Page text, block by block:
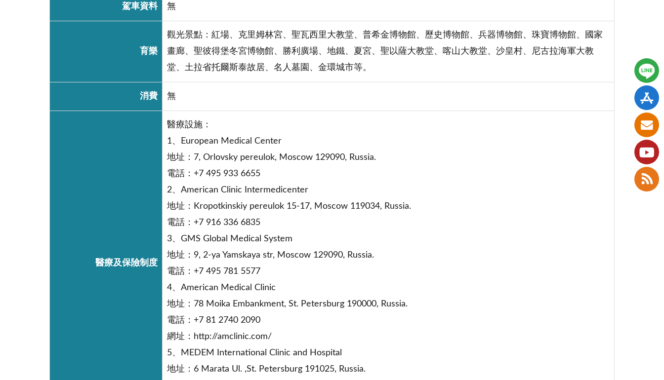
駕車資料 無
育樂
觀光景點：紅場、克里姆林宮、聖瓦西里大教堂、普希金博物館、歷史博物館、兵器博物館、珠寶博物館、國家
畫廊、聖彼得堡冬宮博物館、勝利廣場、地鐵、夏宮、聖以薩大教堂、喀山大教堂、沙皇村、尼古拉海軍大教
堂、土拉省托爾斯泰故居、名人墓園、金環城市等。
消費 無
醫療及保險制度
醫療設施：
1、European Medical Center
地址：7, Orlovsky pereulok, Moscow 129090, Russia.
電話：+7 495 933 6655
2、American Clinic Intermedicenter
地址：Kropotkinskiy pereulok 15-17, Moscow 119034, Russia.
電話：+7 916 336 6835
3、GMS Global Medical System
地址：9, 2-ya Yamskaya str, Moscow 129090, Russia.
電話：+7 495 781 5577
4、American Medical Clinic
地址：78 Moika Embankment, St. Petersburg 190000, Russia.
電話：+7 81 2740 2090
網址：http://amclinic.com/
5、MEDEM International Clinic and Hospital
地址：6 Marata Ul. ,St. Petersburg 191025, Russia.